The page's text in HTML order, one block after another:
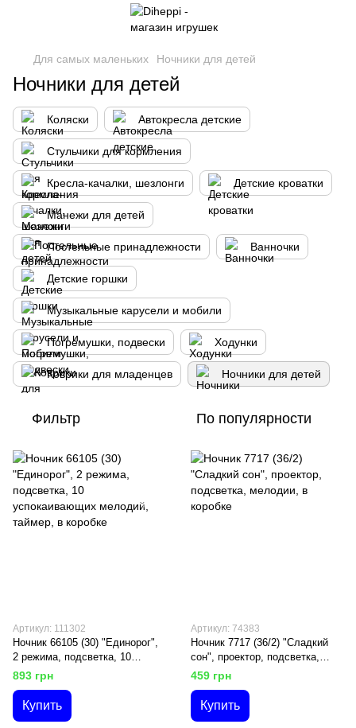
Для самых маленьких Ночники для детей
Ночники для детей
Коляски Автокресла детские
Стульчики для кормления
Кресла-качалки, шезлонги Детские кроватки
Манежи для детей
Постельные принадлежности Ванночки
Детские горшки
Музыкальные карусели и мобили
Погремушки, подвески Ходунки
Коврики для младенцев Ночники для детей
Фильтр По популярности
Артикул: 111302
Ночник 66105 (30) "Единорог",
2 режима, подсветка, 10
успокаивающих мелодий,
таймер, в коробке
893 грн
Купить
Артикул: 74383
Ночник 7717 (36/2) "Сладкий
сон", проектор, подсветка,
мелодии, в коробке
459 грн
Купить